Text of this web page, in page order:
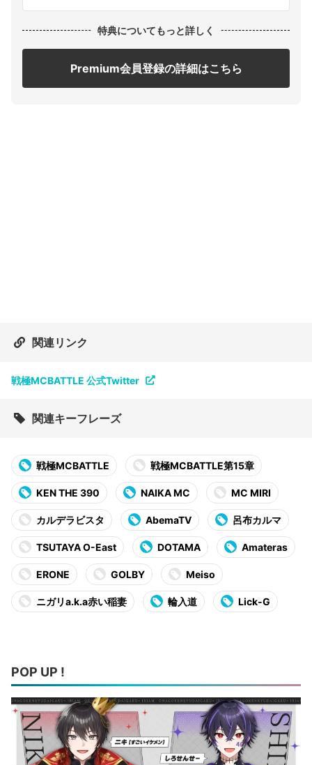
特典についてもっと詳しく
Premium会員登録の詳細はこちら
関連リンク
戦極MCBATTLE 公式Twitter
関連キーフレーズ
戦極MCBATTLE 戦極MCBATTLE第15章
KEN THE 390 NAIKA MC MC MIRI
カルデラビスタ AbemaTV 呂布カルマ
TSUTAYA O-East DOTAMA Amateras
ERONE GOLBY Meiso
ニガリa.k.a赤い稲妻 輪入道 Lick-G
POP UP !